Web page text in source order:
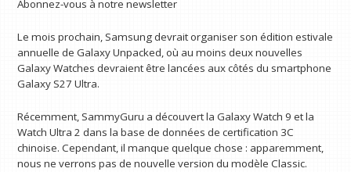
Abonnez-vous à notre newsletter
Le mois prochain, Samsung devrait organiser son édition estivale
annuelle de Galaxy Unpacked, où au moins deux nouvelles
Galaxy Watches devraient être lancées aux côtés du smartphone
Galaxy S27 Ultra.
Récemment, SammyGuru a découvert la Galaxy Watch 9 et la
Watch Ultra 2 dans la base de données de certification 3C
chinoise. Cependant, il manque quelque chose : apparemment,
nous ne verrons pas de nouvelle version du modèle Classic.